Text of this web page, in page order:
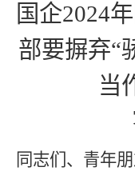
国企2024
部要摒弃“
当
同志们、青年朋